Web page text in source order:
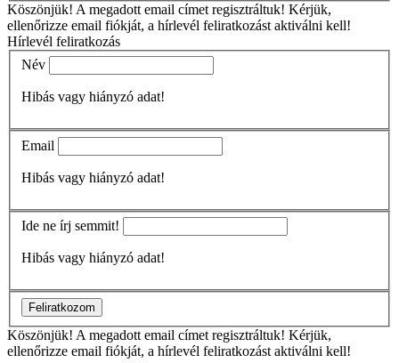
Köszönjük! A megadott email címet regisztráltuk! Kérjük,
ellenőrizze email fiókját, a hírlevél feliratkozást aktiválni kell!
Hírlevél feliratkozás
Név
Hibás vagy hiányzó adat!
Email
Hibás vagy hiányzó adat!
Ide ne írj semmit!
Hibás vagy hiányzó adat!
Feliratkozom
Köszönjük! A megadott email címet regisztráltuk! Kérjük,
ellenőrizze email fiókját, a hírlevél feliratkozást aktiválni kell!